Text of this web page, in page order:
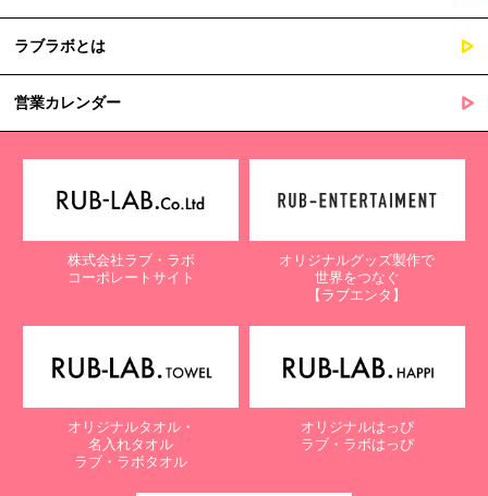
ラブラボとは
営業カレンダー
株式会社ラブ・ラボ
コーポレートサイト
オリジナルグッズ製作で
世界をつなぐ
【ラブエンタ】
オリジナルタオル・
名入れタオル
ラブ・ラボタオル
オリジナルはっぴ
ラブ・ラボはっぴ